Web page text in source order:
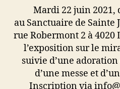
Mardi 22 juin 2021,
au Sanctuaire de
rue Robermont 2 à 4020
l’exposition sur le
suivie d’une
d’une messe et
Inscription via